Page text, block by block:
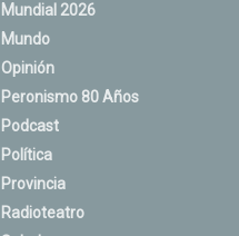
Mundial 2026
Mundo
Opinión
Peronismo 80 Años
Podcast
Política
Provincia
Radioteatro